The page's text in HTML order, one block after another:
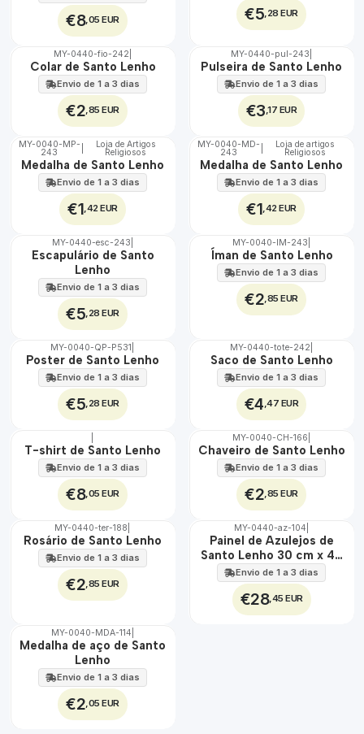
€8,05 EUR €5,28 EUR
🇵🇹
100%
MY-0440-fio-242
Colar de Santo Lenho
Envio de 1 a 3 dias
€2,85 EUR
🇵🇹
100%
MY-0440-pul-243
Pulseira de Santo Lenho
Envio de 1 a 3 dias
€3,17 EUR
🇵🇹
100%
MY-0040-MP-
243
Loja de Artigos
Religiosos
Medalha de Santo Lenho
Envio de 1 a 3 dias
€1,42 EUR
🇵🇹
100%
MY-0040-MD-
243
Loja de artigos
Religiosos
Medalha de Santo Lenho
Envio de 1 a 3 dias
€1,42 EUR
🇵🇹
MY-0440-esc-243
Escapulário de Santo
Lenho
Envio de 1 a 3 dias
€5,28 EUR
🇵🇹
100%
MY-0040-IM-243
Íman de Santo Lenho
Envio de 1 a 3 dias
€2,85 EUR
🇵🇹
100%
MY-0040-QP-P531
Poster de Santo Lenho
Envio de 1 a 3 dias
€5,28 EUR
🇵🇹
100%
MY-0440-tote-242
Saco de Santo Lenho
Envio de 1 a 3 dias
€4,47 EUR
🇵🇹
100%
T-shirt de Santo Lenho
Envio de 1 a 3 dias
€8,05 EUR
🇵🇹
100%
MY-0040-CH-166
Chaveiro de Santo Lenho
Envio de 1 a 3 dias
€2,85 EUR
🇵🇹
100%
MY-0440-ter-188
Rosário de Santo Lenho
Envio de 1 a 3 dias
€2,85 EUR
🇵🇹
100%
EXT.
MY-0440-az-104
Painel de Azulejos de
Santo Lenho 30 cm x 45
cm
Envio de 1 a 3 dias
€28,45 EUR
🇵🇹
ÁGUA
MY-0040-MDA-114
Medalha de aço de Santo
Lenho
Envio de 1 a 3 dias
€2,05 EUR